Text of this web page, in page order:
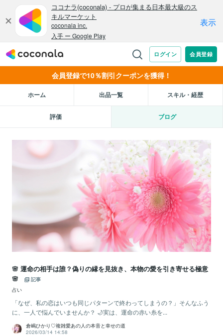
会員登録で10％割引クーポンを獲得！
ホーム 出品一覧 スキル・経歴
評価 ブログ
🌸 運命の相手は誰？偽りの縁を見抜き、本物の愛を引き寄せる極意
🌸
記事
占い
「なぜ、私の恋はいつも同じパターンで終わってしまうの？」そんなふう
に、一人で悩んでいませんか？ 🌙実は、運命の赤い糸を...
倉嶋ひかり♡複雑愛あの人の本音と幸せの道
2026/03/14 14:58